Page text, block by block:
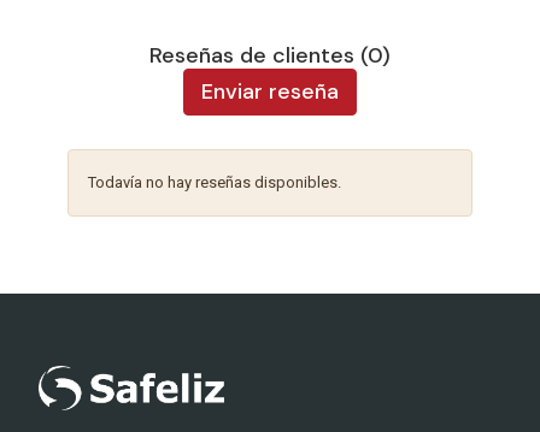
Reseñas de clientes (0)
Enviar reseña
Todavía no hay reseñas disponibles.